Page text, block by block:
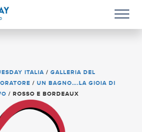
ITALIA / GALLERIA DEL
/ UN BAGNO….LA GIOIA DI
/ ROSSO E BORDEAUX